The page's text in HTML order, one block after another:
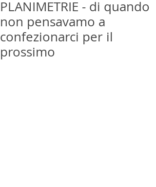
PLANIMETRIE - di quando
non pensavamo a
confezionarci per il
prossimo